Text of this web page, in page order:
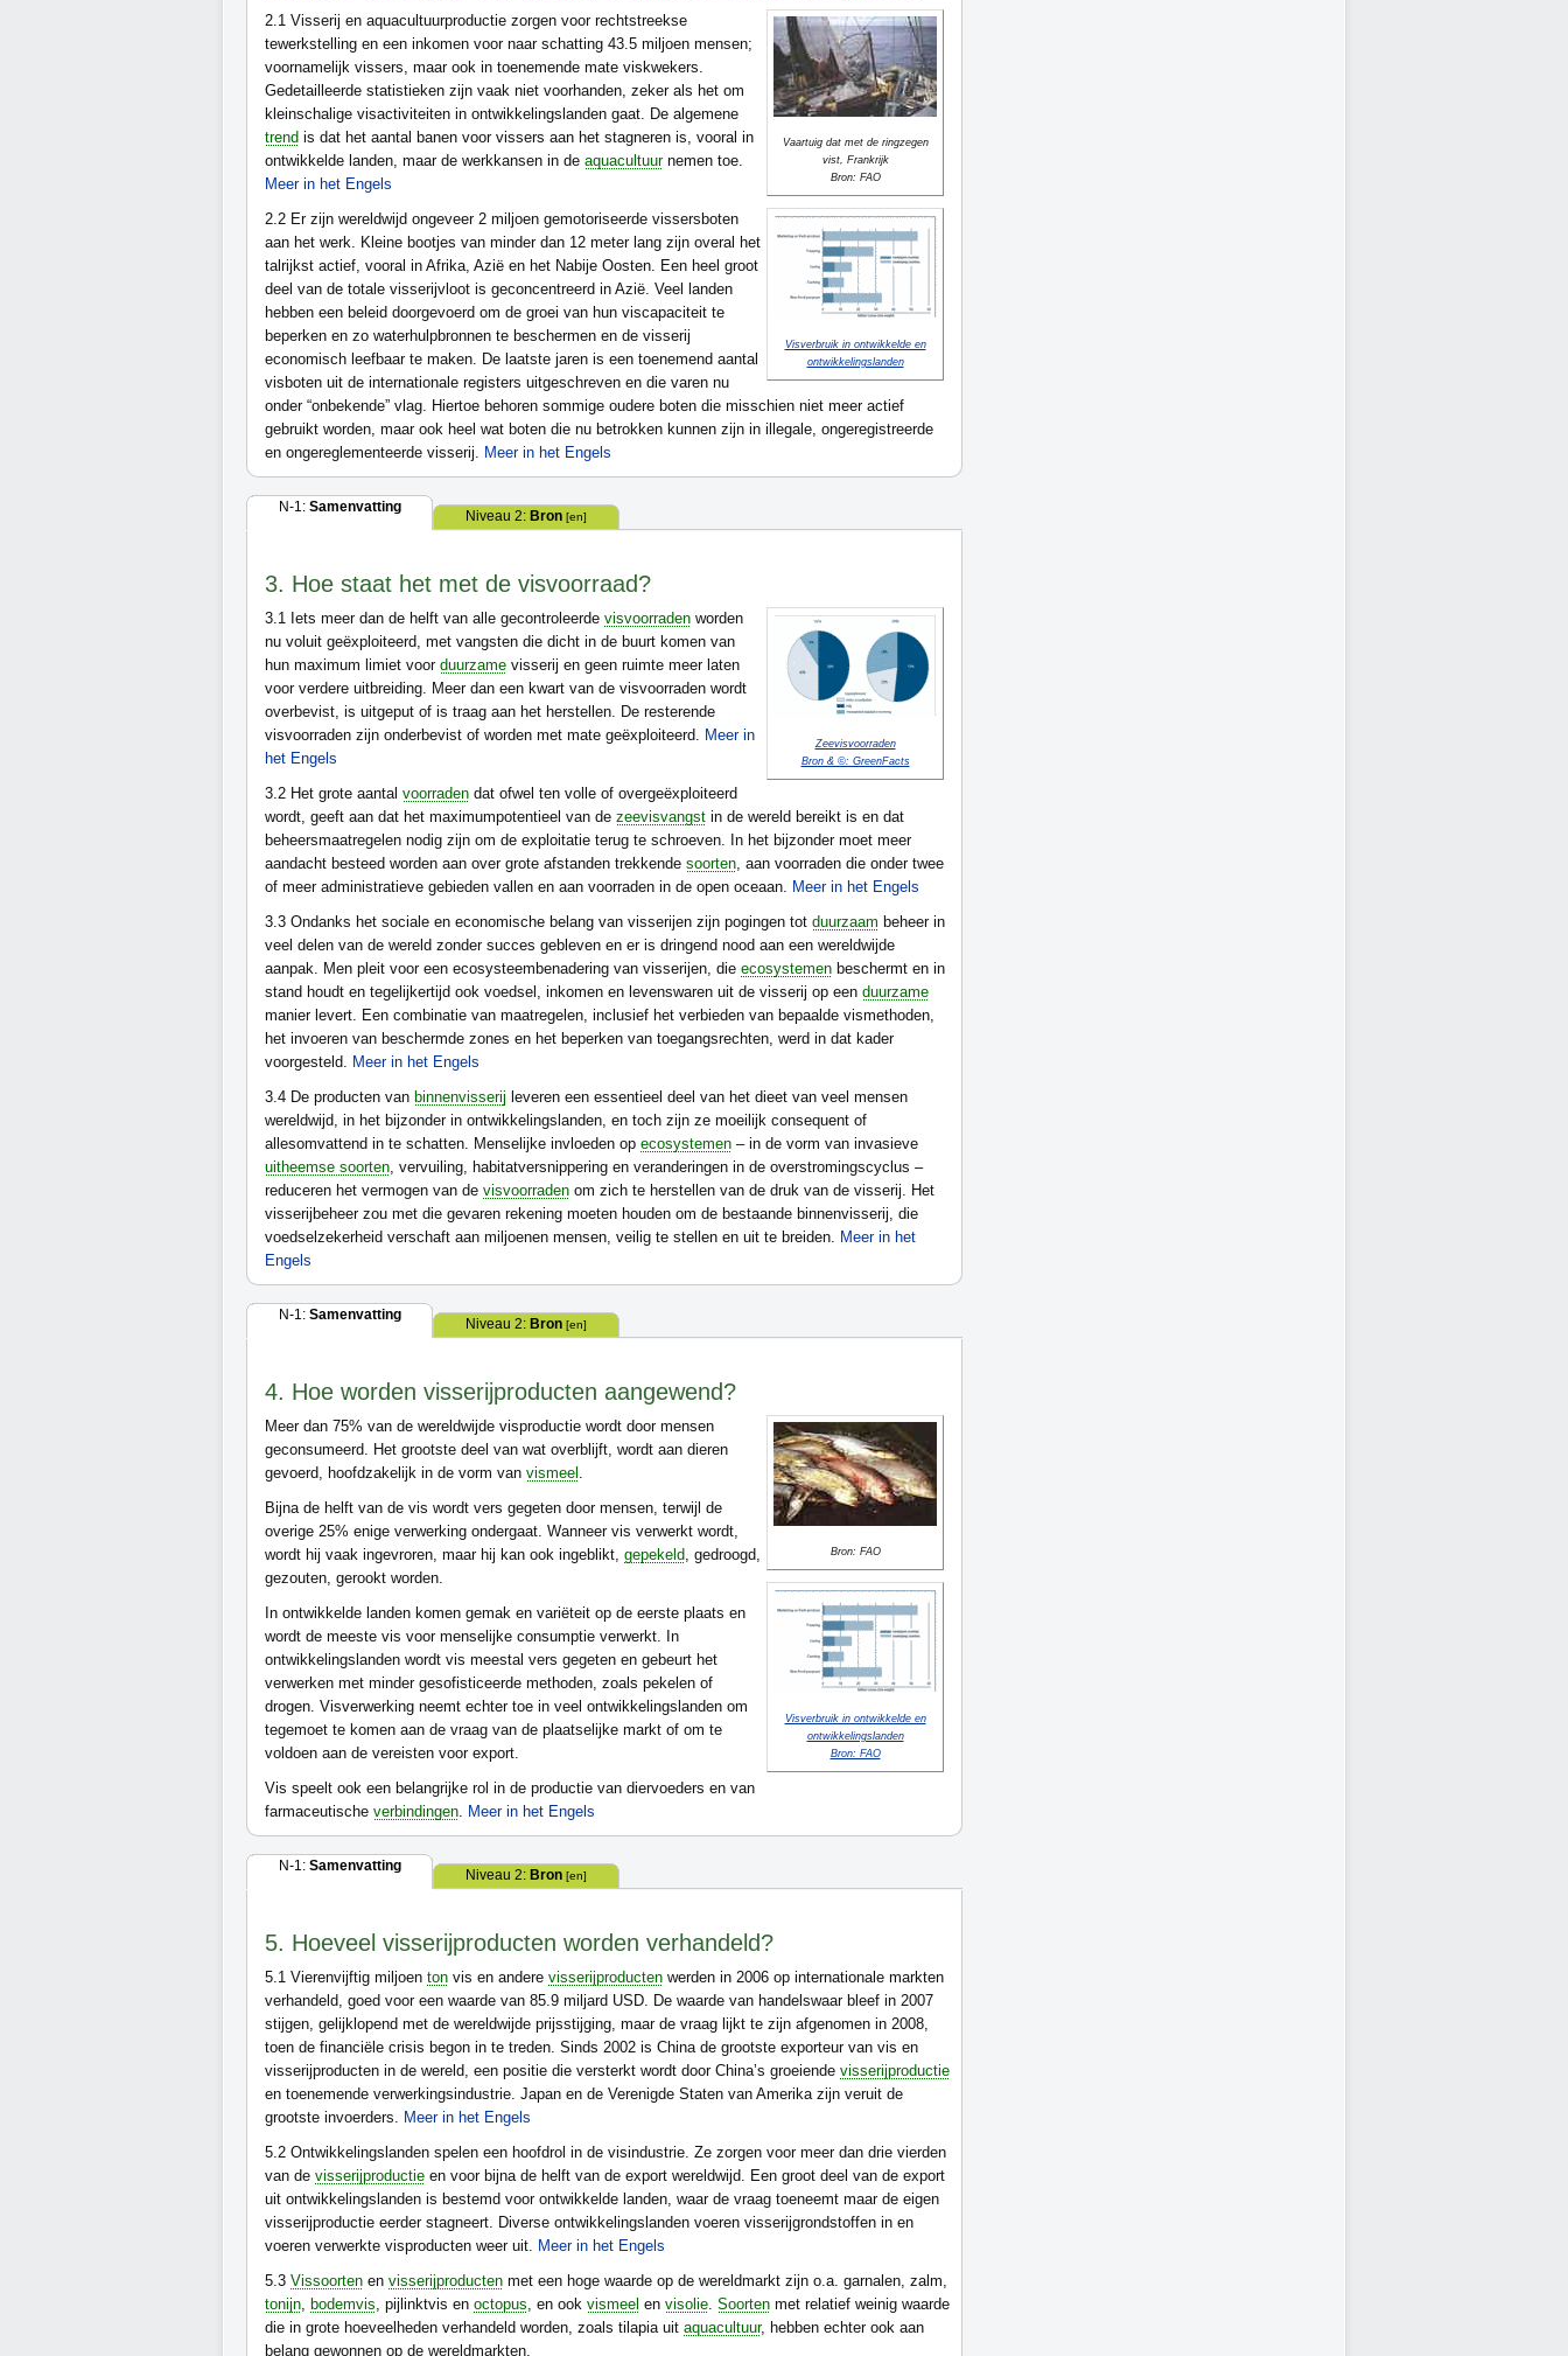
Vaartuig dat met de ringzegen
vist, Frankrijk
Bron: FAO
Visverbruik in ontwikkelde en
ontwikkelingslanden
2.1 Visserij en aquacultuurproductie zorgen voor rechtstreekse
tewerkstelling en een inkomen voor naar schatting 43.5 miljoen mensen;
voornamelijk vissers, maar ook in toenemende mate viskwekers.
Gedetailleerde statistieken zijn vaak niet voorhanden, zeker als het om
kleinschalige visactiviteiten in ontwikkelingslanden gaat. De algemene
trend is dat het aantal banen voor vissers aan het stagneren is, vooral in
ontwikkelde landen, maar de werkkansen in de aquacultuurnemen toe.
Meer in het Engels
2.2 Er zijn wereldwijd ongeveer 2 miljoen gemotoriseerde vissersboten
aan het werk. Kleine bootjes van minder dan 12 meter lang zijn overal het
talrijkst actief, vooral in Afrika, Azië en het Nabije Oosten. Een heel groot
deel van de totale visserijvloot is geconcentreerd in Azië. Veel landen
hebben een beleid doorgevoerd om de groei van hun viscapaciteit te
beperken en zo waterhulpbronnen te beschermen en de visserij
economisch leefbaar te maken. De laatste jaren is een toenemend aantal
visboten uit de internationale registers uitgeschreven en die varen nu
onder “onbekende” vlag. Hiertoe behoren sommige oudere boten die misschien niet meer actief
gebruikt worden, maar ook heel wat boten die nu betrokken kunnen zijn in illegale, ongeregistreerde
en ongereglementeerde visserij. Meer in het Engels
N-1: Samenvatting
Niveau 2: Bron [en]
3. Hoe staat het met de visvoorraad?
Zeevisvoorraden
Bron & ©: GreenFacts
3.1 Iets meer dan de helft van alle gecontroleerde visvoorraden worden
nu voluit geëxploiteerd, met vangsten die dicht in de buurt komen van
hun maximum limiet voor duurzame visserij en geen ruimte meer laten
voor verdere uitbreiding. Meer dan een kwart van de visvoorraden wordt
overbevist, is uitgeput of is traag aan het herstellen. De resterende
visvoorraden zijn onderbevist of worden met mate geëxploiteerd. Meer in
het Engels
3.2 Het grote aantal voorraden dat ofwel ten volle of overgeëxploiteerd
wordt, geeft aan dat het maximumpotentieel van de zeevisvangst in de wereld bereikt is en dat
beheersmaatregelen nodig zijn om de exploitatie terug te schroeven. In het bijzonder moet meer
aandacht besteed worden aan over grote afstanden trekkende soorten, aan voorraden die onder twee
of meer administratieve gebieden vallen en aan voorraden in de open oceaan. Meer in het Engels
3.3 Ondanks het sociale en economische belang van visserijen zijn pogingen tot duurzaam beheer in
veel delen van de wereld zonder succes gebleven en er is dringend nood aan een wereldwijde
aanpak. Men pleit voor een ecosysteembenadering van visserijen, die ecosystemen beschermt en in
stand houdt en tegelijkertijd ook voedsel, inkomen en levenswaren uit de visserij op een duurzame
manier levert. Een combinatie van maatregelen, inclusief het verbieden van bepaalde vismethoden,
het invoeren van beschermde zones en het beperken van toegangsrechten, werd in dat kader
voorgesteld. Meer in het Engels
3.4 De producten van binnenvisserij leveren een essentieel deel van het dieet van veel mensen
wereldwijd, in het bijzonder in ontwikkelingslanden, en toch zijn ze moeilijk consequent of
allesomvattend in te schatten. Menselijke invloeden op ecosystemen – in de vorm van invasieve
uitheemse soorten, vervuiling, habitatversnippering en veranderingen in de overstromingscyclus –
reduceren het vermogen van de visvoorraden om zich te herstellen van de druk van de visserij. Het
visserijbeheer zou met die gevaren rekening moeten houden om de bestaande binnenvisserij, die
voedselzekerheid verschaft aan miljoenen mensen, veilig te stellen en uit te breiden. Meer in het
Engels
N-1: Samenvatting
Niveau 2: Bron [en]
4. Hoe worden visserijproducten aangewend?
Bron: FAO
Visverbruik in ontwikkelde en
ontwikkelingslanden
Bron: FAO
Meer dan 75% van de wereldwijde visproductie wordt door mensen
geconsumeerd. Het grootste deel van wat overblijft, wordt aan dieren
gevoerd, hoofdzakelijk in de vorm van vismeel .
Bijna de helft van de vis wordt vers gegeten door mensen, terwijl de
overige 25% enige verwerking ondergaat. Wanneer vis verwerkt wordt,
wordt hij vaak ingevroren, maar hij kan ook ingeblikt, gepekeld, gedroogd,
gezouten, gerookt worden.
In ontwikkelde landen komen gemak en variëteit op de eerste plaats en
wordt de meeste vis voor menselijke consumptie verwerkt. In
ontwikkelingslanden wordt vis meestal vers gegeten en gebeurt het
verwerken met minder gesofisticeerde methoden, zoals pekelen of
drogen. Visverwerking neemt echter toe in veel ontwikkelingslanden om
tegemoet te komen aan de vraag van de plaatselijke markt of om te
voldoen aan de vereisten voor export.
Vis speelt ook een belangrijke rol in de productie van diervoeders en van
farmaceutische verbindingen. Meer in het Engels
N-1: Samenvatting
Niveau 2: Bron [en]
5. Hoeveel visserijproducten worden verhandeld?
5.1 Vierenvijftig miljoen ton vis en andere visserijproducten werden in 2006 op internationale markten
verhandeld, goed voor een waarde van 85.9 miljard USD. De waarde van handelswaar bleef in 2007
stijgen, gelijklopend met de wereldwijde prijsstijging, maar de vraag lijkt te zijn afgenomen in 2008,
toen de financiële crisis begon in te treden. Sinds 2002 is China de grootste exporteur van vis en
visserijproducten in de wereld, een positie die versterkt wordt door China’s groeiende visserijproductie
en toenemende verwerkingsindustrie. Japan en de Verenigde Staten van Amerika zijn veruit de
grootste invoerders. Meer in het Engels
5.2 Ontwikkelingslanden spelen een hoofdrol in de visindustrie. Ze zorgen voor meer dan drie vierden
van de visserijproductie en voor bijna de helft van de export wereldwijd. Een groot deel van de export
uit ontwikkelingslanden is bestemd voor ontwikkelde landen, waar de vraag toeneemt maar de eigen
visserijproductie eerder stagneert. Diverse ontwikkelingslanden voeren visserijgrondstoffen in en
voeren verwerkte visproducten weer uit. Meer in het Engels
5.3 Vissoorten en visserijproducten met een hoge waarde op de wereldmarkt zijn o.a. garnalen, zalm,
tonijn, bodemvis, pijlinktvis en octopus, en ook vismeel en visolie. Soorten met relatief weinig waarde
die in grote hoeveelheden verhandeld worden, zoals tilapia uit aquacultuur, hebben echter ook aan
belang gewonnen op de wereldmarkten.